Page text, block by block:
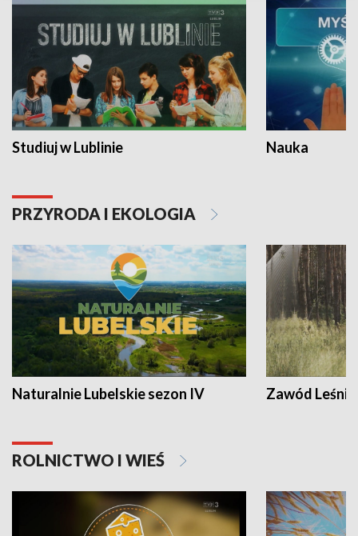
Studiuj w Lublinie Nauka
PRZYRODA I EKOLOGIA
Naturalnie Lubelskie sezon IV Zawód Leśnik
ROLNICTWO I WIEŚ